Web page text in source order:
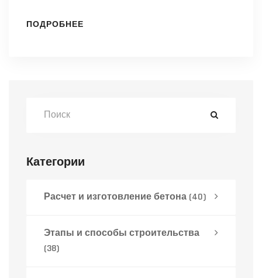
приготовления такого бетона. Понимание
интересные факты о влиянии добавок на
строительные работы от небольших
проектов до крупных построек.
ПОДРОБНЕЕ
Категории
Расчет и изготовление бетона (40)
Этапы и способы строительства
(38)